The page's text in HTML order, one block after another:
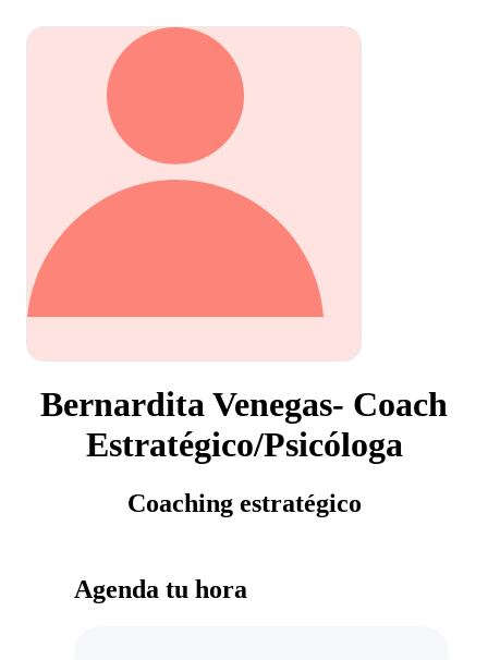
Bernardita Venegas- Coach
Estratégico/Psicóloga
Coaching estratégico
Agenda tu hora